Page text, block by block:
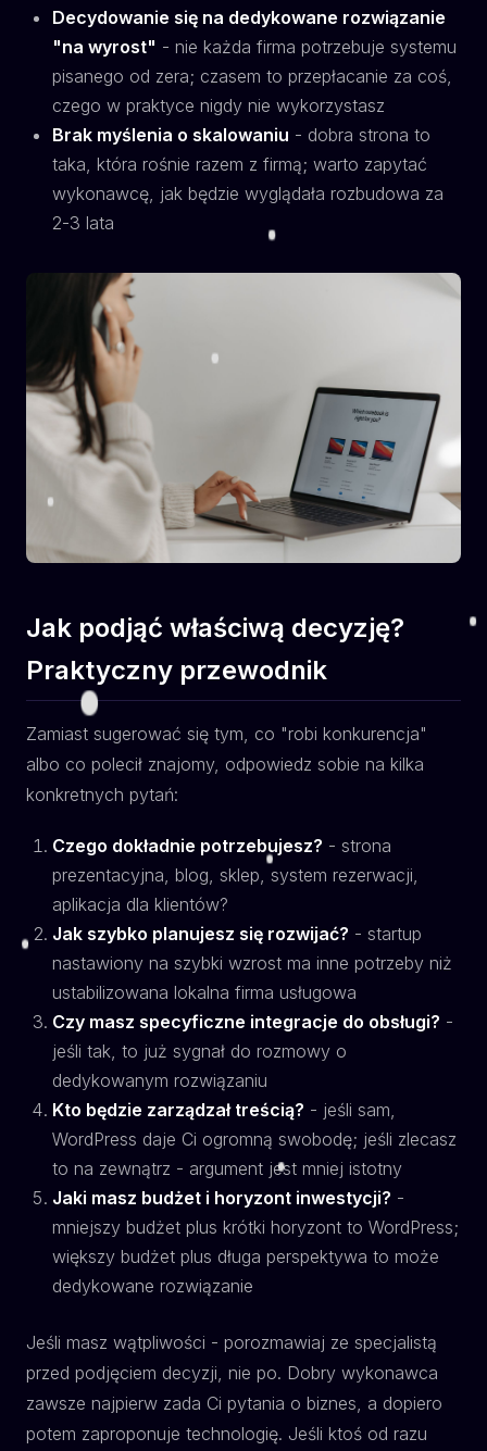
Decydowanie się na dedykowane rozwiązanie
"na wyrost" - nie każda firma potrzebuje systemu
pisanego od zera; czasem to przepłacanie za coś,
czego w praktyce nigdy nie wykorzystasz
Brak myślenia o skalowaniu - dobra strona to
taka, która rośnie razem z firmą; warto zapytać
wykonawcę, jak będzie wyglądała rozbudowa za
2-3 lata
Jak podjąć właściwą decyzję?
Praktyczny przewodnik
Zamiast sugerować się tym, co "robi konkurencja"
albo co polecił znajomy, odpowiedz sobie na kilka
konkretnych pytań:
Czego dokładnie potrzebujesz? - strona
prezentacyjna, blog, sklep, system rezerwacji,
aplikacja dla klientów?
Jak szybko planujesz się rozwijać? - startup
nastawiony na szybki wzrost ma inne potrzeby niż
ustabilizowana lokalna firma usługowa
Czy masz specyficzne integracje do obsługi? -
jeśli tak, to już sygnał do rozmowy o
dedykowanym rozwiązaniu
Kto będzie zarządzał treścią? - jeśli sam,
WordPress daje Ci ogromną swobodę; jeśli zlecasz
to na zewnątrz - argument jest mniej istotny
Jaki masz budżet i horyzont inwestycji? -
mniejszy budżet plus krótki horyzont to WordPress;
większy budżet plus długa perspektywa to może
dedykowane rozwiązanie
Jeśli masz wątpliwości - porozmawiaj ze specjalistą
przed podjęciem decyzji, nie po. Dobry wykonawca
zawsze najpierw zada Ci pytania o biznes, a dopiero
potem zaproponuje technologię. Jeśli ktoś od razu